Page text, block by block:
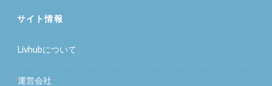
サイト情報
Livhubについて
運営会社